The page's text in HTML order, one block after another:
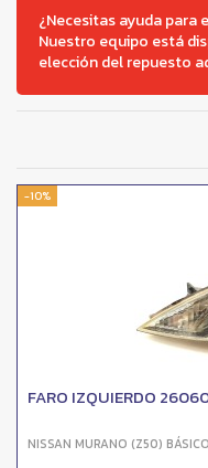
¿Necesitas ayuda para
Nuestro equipo está
elección del repuesto
-10%
FARO IZQUIERDO
NISSAN MURANO (Z50) BÁSICO